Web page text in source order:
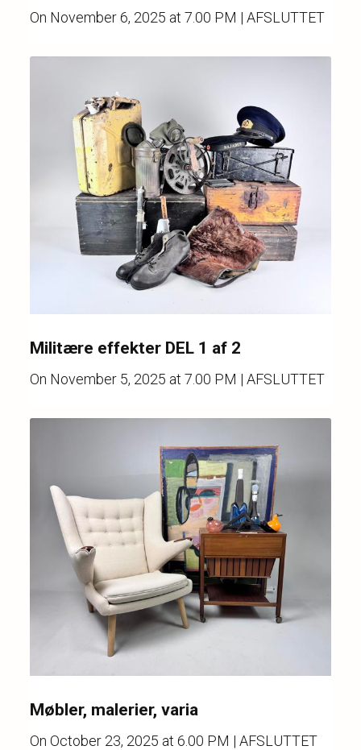
On November 6, 2025 at 7.00 PM | AFSLUTTET
Militære effekter DEL 1 af 2
On November 5, 2025 at 7.00 PM | AFSLUTTET
Møbler, malerier, varia
OnOctober 23, 2025 at 6.00 PM | AFSLUTTET